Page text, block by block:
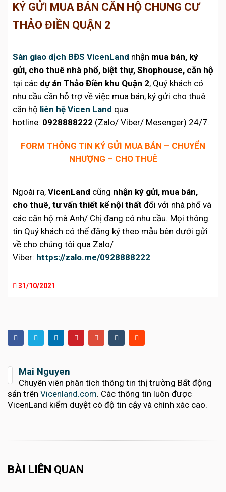
KÝ GỬI MUA BÁN CĂN HỘ CHUNG CƯ
THẢO ĐIỀN QUẬN 2
Sàn giao dịch BĐS VicenLand nhận mua bán, ký
gửi, cho thuê nhà phố, biệt thự, Shophouse, căn hộ
tại các dự án Thảo Điền khu Quận 2, Quý khách có
nhu cầu cần hỗ trợ về việc mua bán, ký gửi cho thuê
căn hộ liên hệ Vicen Land qua
hotline: 0928888222 (Zalo/ Viber/ Mesenger) 24/7.
FORM THÔNG TIN KÝ GỬI MUA BÁN – CHUYỂN
NHƯỢNG – CHO THUÊ
Ngoài ra, VicenLand cũng nhận ký gửi, mua bán,
cho thuê, tư vấn thiết kế nội thất đối với nhà phố và
các căn hộ mà Anh/ Chị đang có nhu cầu. Mọi thông
tin Quý khách có thể đăng ký theo mẫu bên dưới gửi
về cho chúng tôi qua Zalo/
Viber: https://zalo.me/0928888222
31/10/2021
Mai Nguyen
Chuyên viên phân tích thông tin thị trường Bất động
sản trên Vicenland.com. Các thông tin luôn được
VicenLand kiểm duyệt có độ tin cậy và chính xác cao.
BÀI LIÊN QUAN